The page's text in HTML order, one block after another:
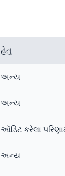
હેતુ
અન્ય
અન્ય
ઑડિટ કરેલા
અન્ય